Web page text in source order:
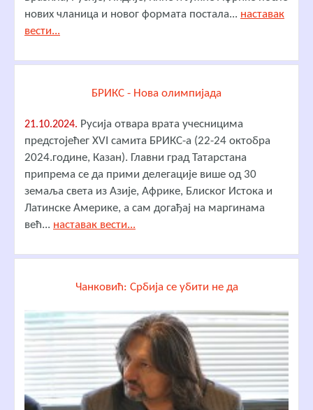
нових чланица и новог формата постала... наставак
вести...
БРИКС - Нова олимпијада
21.10.2024. Русија отвара врата учесницима
предстојећег XVI самита БРИКС-а (22-24 октобра
2024.године, Казан). Главни град Татарстана
припрема се да прими делегације више од 30
земаља света из Азије, Африке, Блиског Истока и
Латинске Америке, а сам догађај на маргинама
већ... наставак вести...
Чанковић: Србија се убити не да